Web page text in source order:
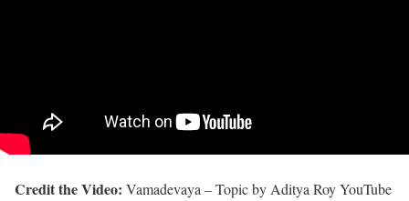
Credit the Video: Vamadevaya – Topic by Aditya Roy YouTube